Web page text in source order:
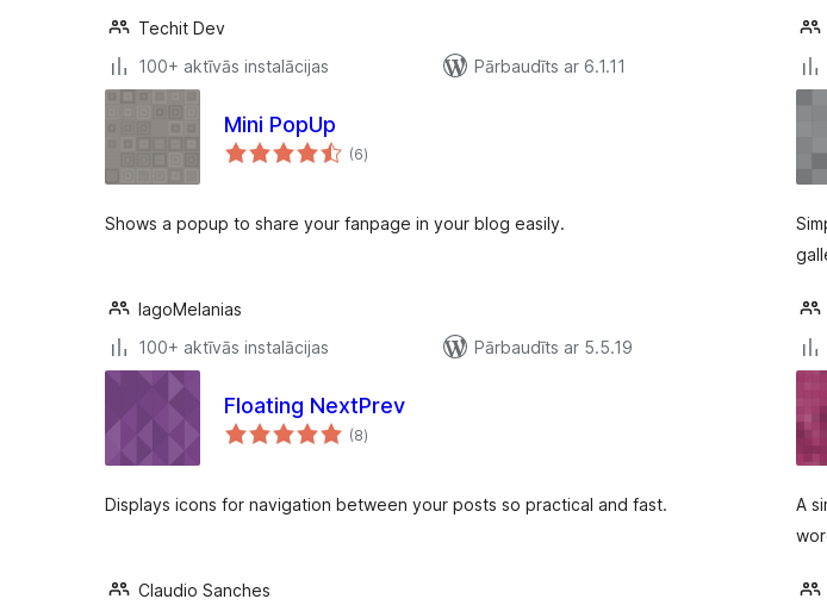
Techit Dev
100+ aktīvās instalācijas
Pārbaudīts ar 6.1.11
Mini PopUp
(6vērtējumu
kopsumma
)
Shows a popup to share your fanpage in your blog easily.
IagoMelanias
100+ aktīvās instalācijas
Pārbaudīts ar 5.5.19
Floating NextPrev
(8vērtējumu
kopsumma
)
Displays icons for navigation between your posts so practical and fast.
Claudio Sanches
A